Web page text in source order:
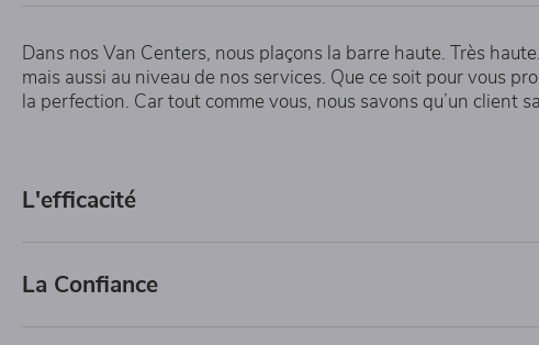
Dans nos Van Centers, nous plaçons la barre haute. Très
mais aussi au niveau de nos services. Que ce soit pour vous
la perfection. Car tout comme vous, nous savons qu’un client
L'efficacité
La Confiance